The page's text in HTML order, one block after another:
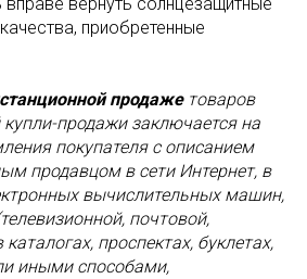
приобретенные
продаже товаров
продажи заключается на
покупателя с описанием
продавцом в сети Интернет, в
вычислительных машин,
почтовой,
проспектах, буклетах,
иными способами,